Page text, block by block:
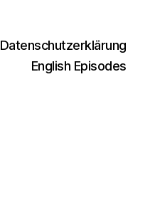
Datenschutzerklärung
English Episodes